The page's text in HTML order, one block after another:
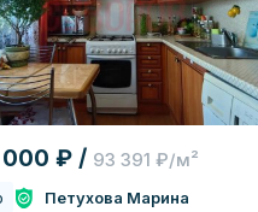
₽ / 93 391 ₽/м²
Петухова Марина